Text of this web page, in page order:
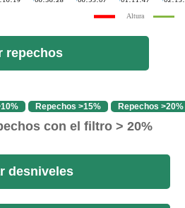
Altura
repechos
Repechos >15% Repechos >20%
con el filtro > 20%
desniveles